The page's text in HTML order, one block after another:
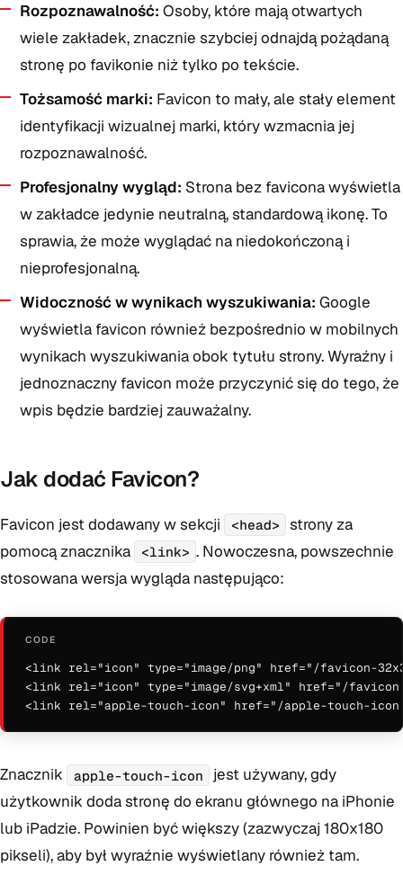
Rozpoznawalność: Osoby, które mają otwartych
wiele zakładek, znacznie szybciej odnajdą pożądaną
stronę po favikonie niż tylko po tekście.
Tożsamość marki: Favicon to mały, ale stały element
identyfikacji wizualnej marki, który wzmacnia jej
rozpoznawalność.
Profesjonalny wygląd: Strona bez favicona wyświetla
w zakładce jedynie neutralną, standardową ikonę. To
sprawia, że może wyglądać na niedokończoną i
nieprofesjonalną.
Widoczność w wynikach wyszukiwania: Google
wyświetla favicon również bezpośrednio w mobilnych
wynikach wyszukiwania obok tytułu strony. Wyraźny i
jednoznaczny favicon może przyczynić się do tego, że
wpis będzie bardziej zauważalny.
Jak dodać Favicon?
Favicon jest dodawany w sekcji <head>
strony za
pomocą znacznika
<link> . Nowoczesna, powszechnie
stosowana wersja wygląda następująco:
<link rel="icon" type="image/png" href="/favicon-
<link rel="icon" type="image/svg+xml" href="/
<link rel="apple-touch-icon" href="/apple-touch-
Znacznik apple-touch-icon
jest używany, gdy
użytkownik doda stronę do ekranu głównego na iPhonie
lub iPadzie. Powinien być większy (zazwyczaj 180x180
pikseli), aby był wyraźnie wyświetlany również tam.